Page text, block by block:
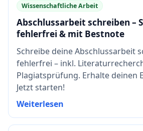
Wissenschaftliche Arbeit
Abschlussarbeit schreiben –
fehlerfrei & mit Bestnote
Schreibe deine Abschlussarbeit
fehlerfrei – inkl.
Plagiatsprüfung. Erhalte deinen
Jetzt starten!
Weiterlesen